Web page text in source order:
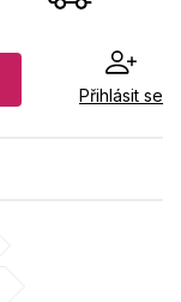
Přihlásit se